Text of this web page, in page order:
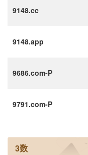
9148.cc
9148.app
9686.com-P
9791.com-P
3数